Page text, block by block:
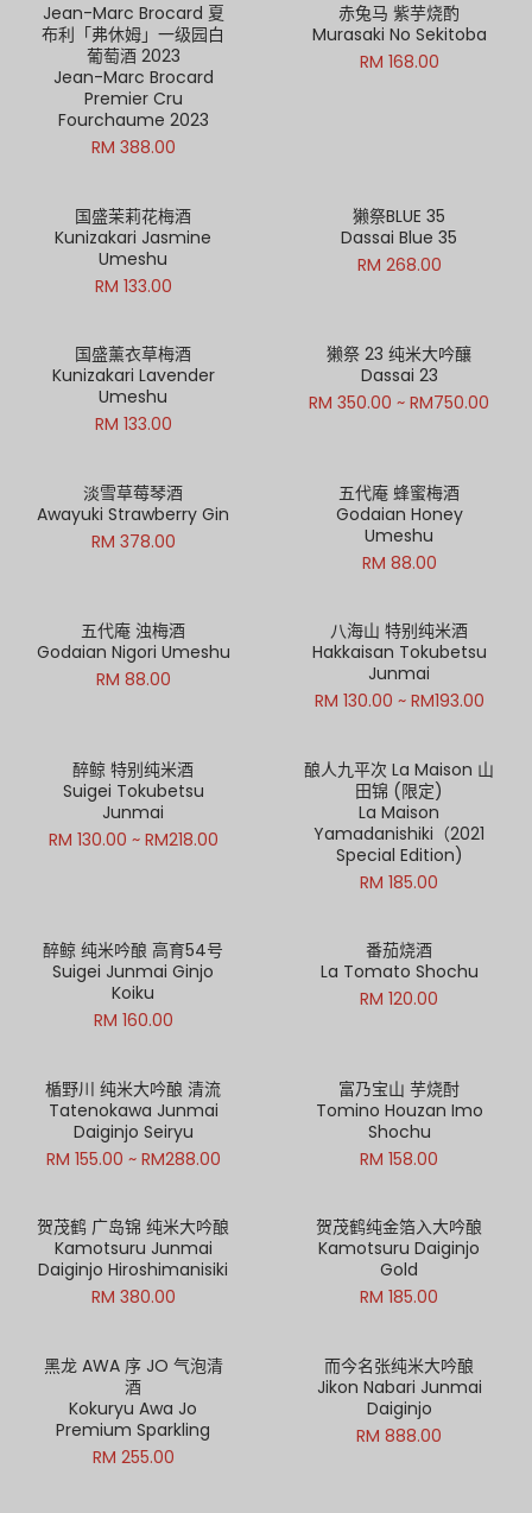
Jean-Marc Brocard 夏
布利「弗休姆」一级园白
葡萄酒 2023
Jean-Marc Brocard
Premier Cru
Fourchaume 2023
RM 388.00
赤兔马 紫芋烧酌
Murasaki No Sekitoba
RM 168.00
国盛茉莉花梅酒
Kunizakari Jasmine
Umeshu
RM 133.00
獭祭BLUE 35
Dassai Blue 35
RM 268.00
Out of Stock
国盛薰衣草梅酒
Kunizakari Lavender
Umeshu
RM 133.00
獭祭 23 纯米大吟釀
Dassai 23
RM 350.00 ~ RM750.00
淡雪草莓琴酒
Awayuki Strawberry Gin
RM 378.00
五代庵 蜂蜜梅酒
Godaian Honey
Umeshu
RM 88.00
五代庵 浊梅酒
Godaian Nigori Umeshu
RM 88.00
八海山 特别纯米酒
Hakkaisan Tokubetsu
Junmai
RM 130.00 ~ RM193.00
醉鲸 特别纯米酒
Suigei Tokubetsu
Junmai
RM 130.00 ~ RM218.00
酿人九平次 La Maison 山
田锦 (限定)
La Maison
Yamadanishiki（2021
Special Edition)
RM 185.00
醉鲸 纯米吟酿 高育54号
Suigei Junmai Ginjo
Koiku
RM 160.00
番茄烧酒
La Tomato Shochu
RM 120.00
楯野川 纯米大吟酿 清流
Tatenokawa Junmai
Daiginjo Seiryu
RM 155.00 ~ RM288.00
富乃宝山 芋烧酎
Tomino Houzan Imo
Shochu
RM 158.00
贺茂鹤 广岛锦 纯米大吟酿
Kamotsuru Junmai
Daiginjo Hiroshimanisiki
RM 380.00
贺茂鹤纯金箔入大吟酿
Kamotsuru Daiginjo
Gold
RM 185.00
黑龙 AWA 序 JO 气泡清
酒
Kokuryu Awa Jo
Premium Sparkling
RM 255.00
而今名张纯米大吟酿
Jikon Nabari Junmai
Daiginjo
RM 888.00